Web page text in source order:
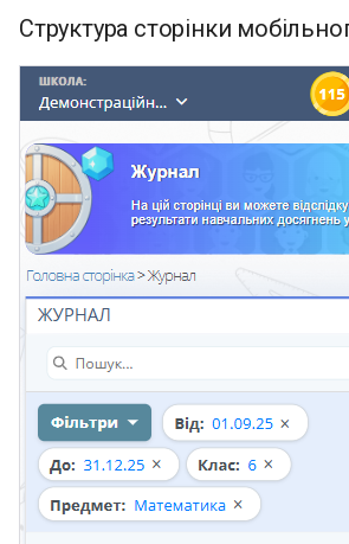
Структура сторінки